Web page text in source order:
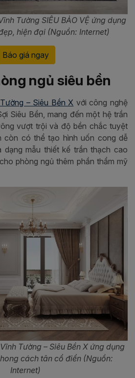
Tường SIÊU BẢO VỆ ứng dụng
hiện đại (Nguồn: Internet)
Báo giá ngay
ngủ siêu bền
– Siêu Bền X với công nghệ
Siêu Bền, mang đến một hệ trần
vượt trội và độ bền chắc tuyệt
còn có thể tạo hình uốn cong dễ
dạng mẫu thiết kế trần thạch cao
phòng ngủ thêm phần thẩm mỹ
Tường – Siêu Bền X ứng dụng
cách tân cổ điển (Nguồn:
Internet)